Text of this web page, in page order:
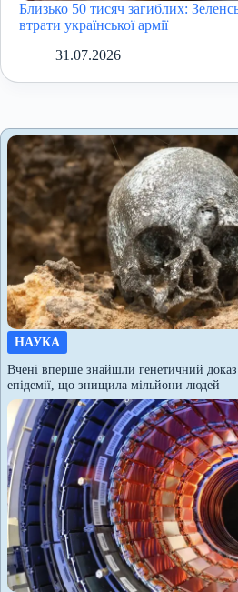
Близько 50 тисяч загиблих:
втрати української армії
31.07.2026
НАУКА
Вчені вперше знайшли генетичний
епідемії, що знищила мільйони людей